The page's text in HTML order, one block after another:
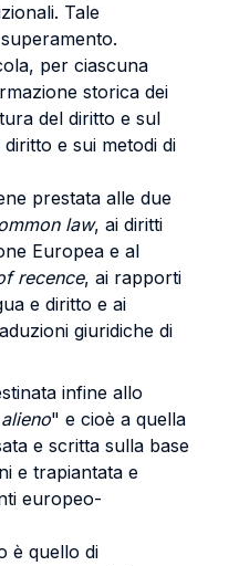
Tale
per ciascuna
storica dei
del diritto e sul
e sui metodi di
prestata alle due
law, ai diritti
Europea e al
recence, ai rapporti
e diritto e ai
giuridiche di
infine allo
" e cioè a quella
e scritta sulla base
e trapiantata e
europeo-
è quello di